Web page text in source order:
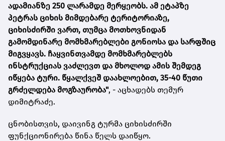
ადამიანზე 250 ლარამდე მერყეობს. ამ ეტაპზე
პეტრას ციხის მიმდებარე ტერიტორიაზე,
ციხისძირში ვართ, თუმცა მოთხოვნიდან
გამომდინარე მომხმარებლები გონიოსა და სარფშიც
მიგვყავს. ჩაყვინთვამდე მომხმარებლებს
ინსტრუქციას ვაძლევთ და მხოლოდ ამის შემდეგ
იწყება ტური. წყალქვეშ დაახლოებით, 35-40 წუთი
გრძელდება მოგზაურობა", - აცხადებს თემურ
დიმიტრაძე.
ცნობისთვის, დაივინგ ტურმა ციხისძირში
ფუნქციონირება წინა წელს დაიწყო.